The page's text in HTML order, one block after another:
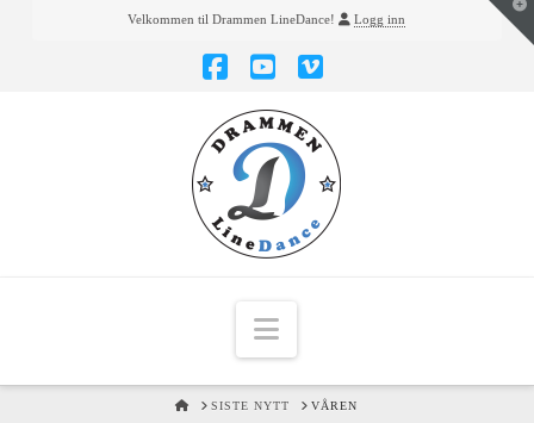
Velkommen til Drammen LineDance! Logg inn
Navigation
HOMESISTE NYTT VÅREN